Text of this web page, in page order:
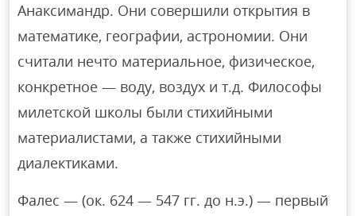
Анаксимандр. Они совершили открытия в
математике, географии, астрономии. Они
считали нечто материальное, физическое,
конкретное — воду, воздух и т.д. Философы
милетской школы были стихийными
материалистами, а также стихийными
диалектиками.
Фалес — (ок. 624 — 547 гг. до н.э.) — первый